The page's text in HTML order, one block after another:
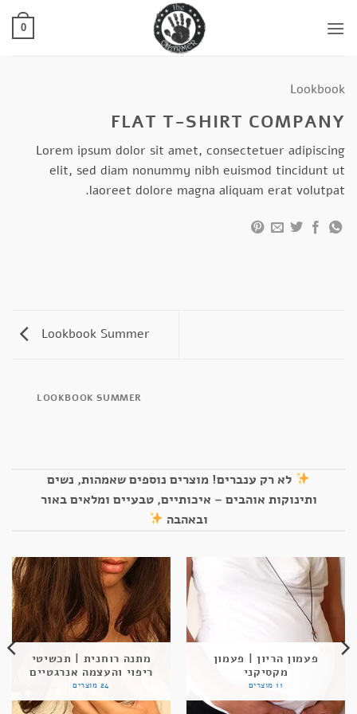
0
Lookbook
FLAT T-SHIRT COMPANY
Lorem ipsum dolor sit amet, consectetuer adipiscing
elit, sed diam nonummy nibh euismod tincidunt ut
laoreet dolore magna aliquam erat volutpat.
Lookbook Summer
LOOKBOOK SUMMER
לא רק ענברים! מוצרים נוספים שאמהות, נשים
ותינוקות אוהבים – איכותיים, טבעיים ומלאים באור
ובאהבה
פעמון הריון | פעמון
מקסיקני
11 מוצרים
מתנה רוחנית | תכשיטי
ריפוי והעצמה אנרגטיים
24 מוצרים